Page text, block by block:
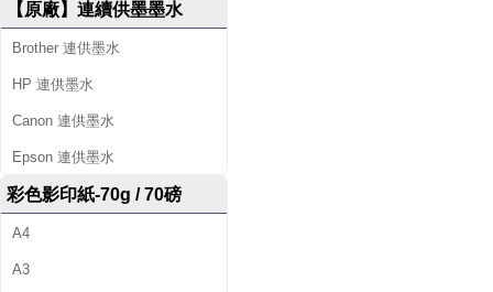
【原廠】連續供墨墨水
Brother 連供墨水
HP 連供墨水
Canon 連供墨水
Epson 連供墨水
彩色影印紙-70g / 70磅
A4
A3